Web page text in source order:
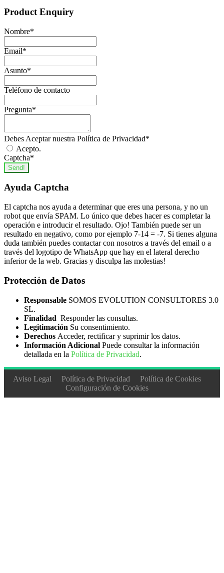
Product Enquiry
Nombre*
Email*
Asunto*
Teléfono de contacto
Pregunta*
Debes Aceptar nuestra Política de Privacidad*
Acepto.
Captcha*
Send!
Ayuda Captcha
El captcha nos ayuda a determinar que eres una persona, y no un
robot que envía SPAM. Lo único que debes hacer es completar la
operación e introducir el resultado. Ojo! También puede ser un
resultado en negativo, como por ejemplo 7-14 = -7. Si tienes alguna
duda también puedes contactar con nosotros a través del email o a
través del logotipo de WhatsApp que hay en el lateral derecho
inferior de la web. Gracias y disculpa las molestias!
Protección de Datos
Responsable SOMOS EVOLUTION CONSULTORES 3.0
SL.
Finalidad Responder las consultas.
Legitimación Su consentimiento.
Derechos Acceder, rectificar y suprimir los datos.
Información Adicional Puede consultar la información
detallada en la Política de Privacidad.
Aviso Legal Política de Privacidad
Política de Cookies
Configuración de Cookies